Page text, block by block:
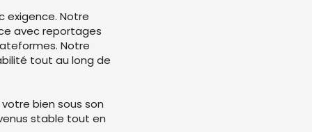
exigence. Notre
avec reportages
Notre
tout au long de
bien sous son
stable tout en